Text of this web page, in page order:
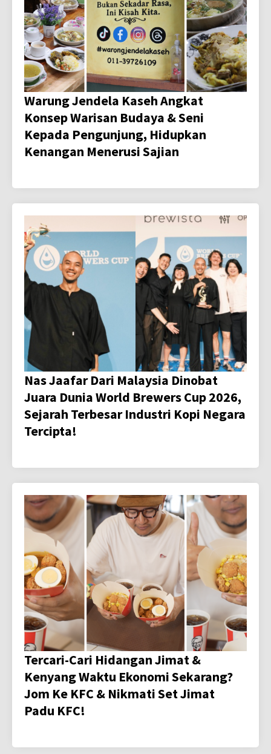
Warung Jendela Kaseh Angkat
Konsep Warisan Budaya & Seni
Kepada Pengunjung, Hidupkan
Kenangan Menerusi Sajian
Nas Jaafar Dari Malaysia Dinobat
Juara Dunia World Brewers Cup 2026,
Sejarah Terbesar Industri Kopi Negara
Tercipta!
Tercari-Cari Hidangan Jimat &
Kenyang Waktu Ekonomi Sekarang?
Jom Ke KFC & Nikmati Set Jimat
Padu KFC!